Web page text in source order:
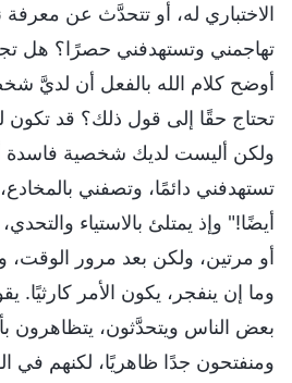
الاختباري له، أو تتحدَّث عن
تهاجمني وتستهدفني حصرًا؟ هل
أوضح كلام الله بالفعل أن لديَّ
تحتاج حقًا إلى قول ذلك؟ قد
ولكن أليست لديك شخصية فاسدة
تستهدفني دائمًا، وتصفني
أيضًا!" وإذ يمتلئ بالاستياء
أو مرتين، ولكن بعد مرور الوقت،
وما إن ينفجر، يكون الأمر
بعض الناس ويتحدَّثون، يتظاهرون
ومنفتحون جدًا ظاهريًا، لكنهم في